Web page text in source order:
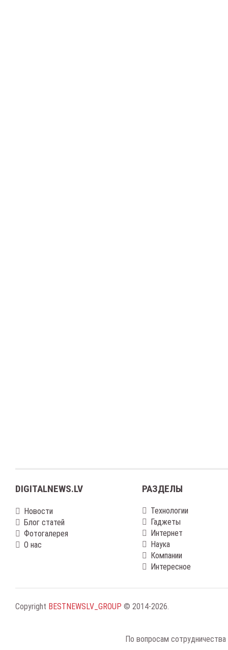
DIGITALNEWS.LV
Новости
Блог статей
Фотогалерея
О нас
РАЗДЕЛЫ
Технологии
Гаджеты
Интернет
Наука
Компании
Интересное
Copyright BESTNEWSLV_GROUP © 2014-2026.
По вопросам